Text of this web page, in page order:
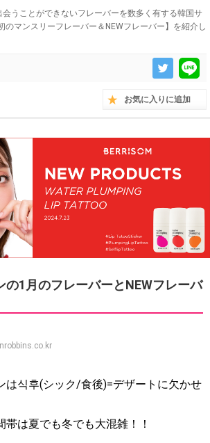
うことができないフレーバーを数多く有する韓国サ
のマンスリーフレーバー＆NEWフレーバー】を紹介し
お気に入りに追加
の1月のフレーバーとNEWフレーバ
は식후(シック/食後)=デザートに欠かせ
は夏でも冬でも大混雑！！